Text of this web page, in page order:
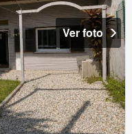
Ver foto